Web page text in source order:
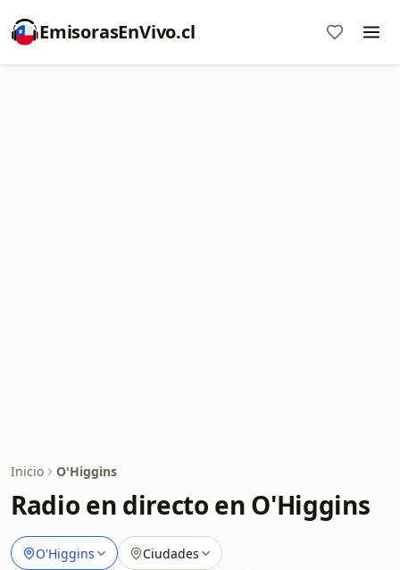
EmisorasEnVivo.cl
Inicio O'Higgins
Radio en directo en O'Higgins
O'Higgins Ciudades